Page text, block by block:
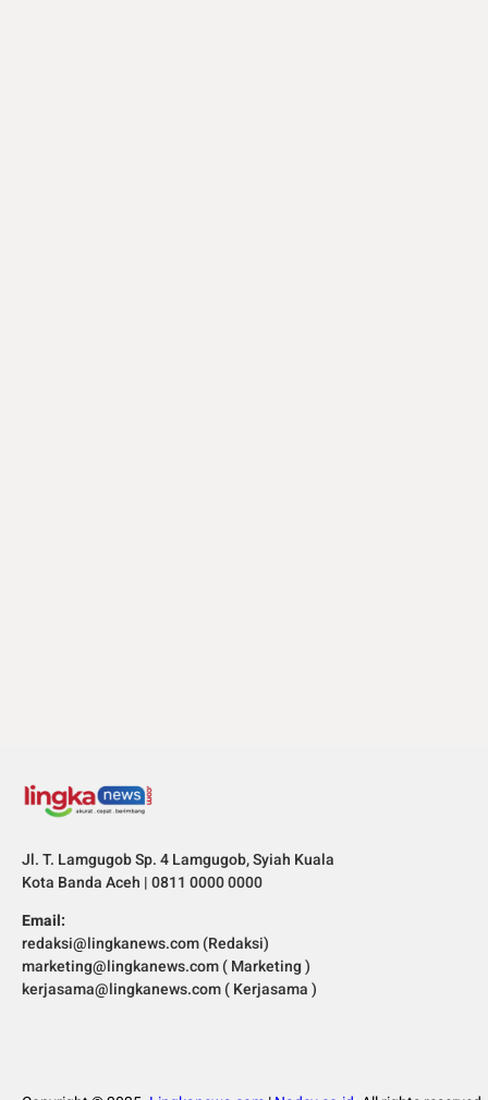
Jl. T. Lamgugob Sp. 4 Lamgugob, Syiah Kuala
Kota Banda Aceh | 0811 0000 0000
Email:
redaksi@lingkanews.com (Redaksi)
marketing@lingkanews.com ( Marketing )
kerjasama@lingkanews.com ( Kerjasama )